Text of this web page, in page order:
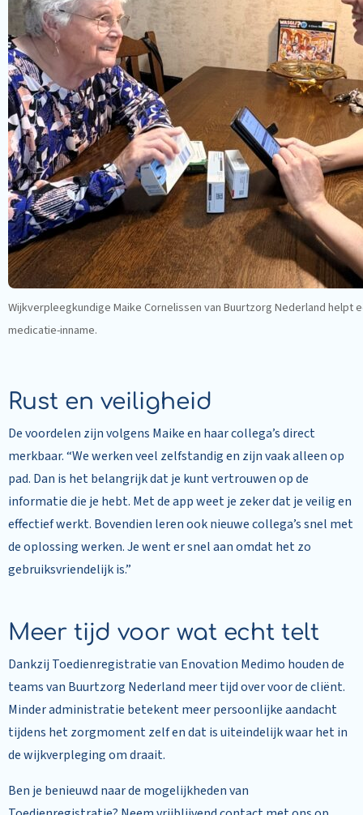
Wijkverpleegkundige Maike Cornelissen van Buurtzorg Nederland helpt
medicatie-inname.
Rust en veiligheid
De voordelen zijn volgens Maike en haar collega’s direct
merkbaar. “We werken veel zelfstandig en zijn vaak alleen op
pad. Dan is het belangrijk dat je kunt vertrouwen op de
informatie die je hebt. Met de app weet je zeker dat je veilig en
effectief werkt. Bovendien leren ook nieuwe collega’s snel met
de oplossing werken. Je went er snel aan omdat het zo
gebruiksvriendelijk is.”
Meer tijd voor wat echt telt
Dankzij Toedienregistratie van Enovation Medimo houden de
teams van Buurtzorg Nederland meer tijd over voor de cliënt.
Minder administratie betekent meer persoonlijke aandacht
tijdens het zorgmoment zelf en dat is uiteindelijk waar het in
de wijkverpleging om draait.
Ben je benieuwd naar de mogelijkheden van